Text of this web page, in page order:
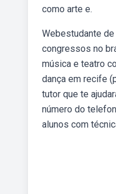
como arte e.
Webestudante
congressos no
música e teatro
dança em recife
tutor que te
número do
alunos com